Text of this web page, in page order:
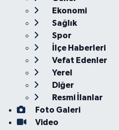
Ekonomi
Sağlık
Spor
İlçe Haberleri
Vefat Edenler
Yerel
Diğer
Resmi İlanlar
Foto Galeri
Video